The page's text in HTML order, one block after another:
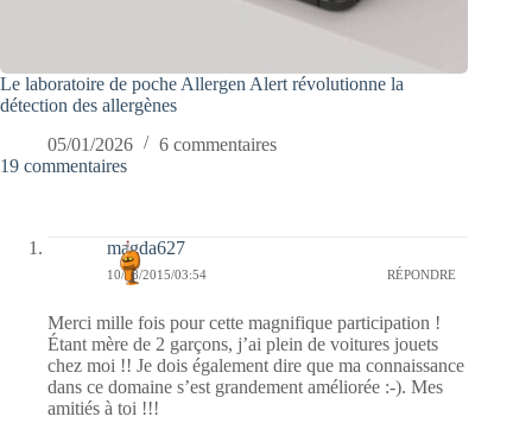
Le laboratoire de poche Allergen Alert révolutionne la
détection des allergènes
05/01/2026
6 commentaires
19 commentaires
magda627
10/08/2015/03:54 RÉPONDRE
Merci mille fois pour cette magnifique participation !
Étant mère de 2 garçons, j’ai plein de voitures jouets
chez moi !! Je dois également dire que ma connaissance
dans ce domaine s’est grandement améliorée :-). Mes
amitiés à toi !!!